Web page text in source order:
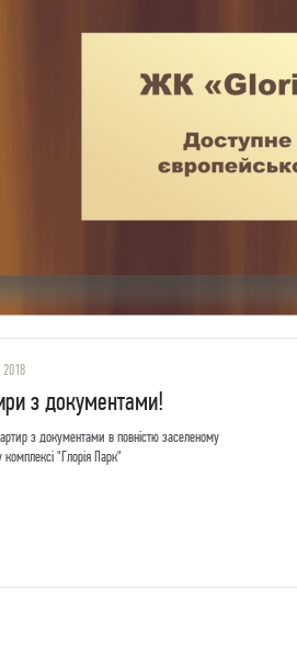
з документами!
з документами в повністю заселеному
"Глорія Парк"